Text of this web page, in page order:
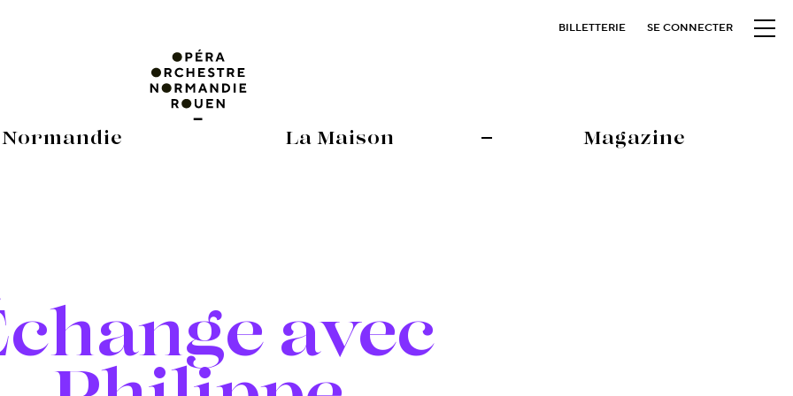
BILLETTERIE SE CONNECTER
Normandie La Maison Magazine
avec